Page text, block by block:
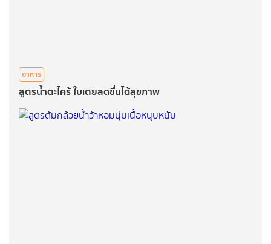
อาหาร
สูตรน้ำตะไคร้ ใบเตยสดชื่นได้สุขภาพ